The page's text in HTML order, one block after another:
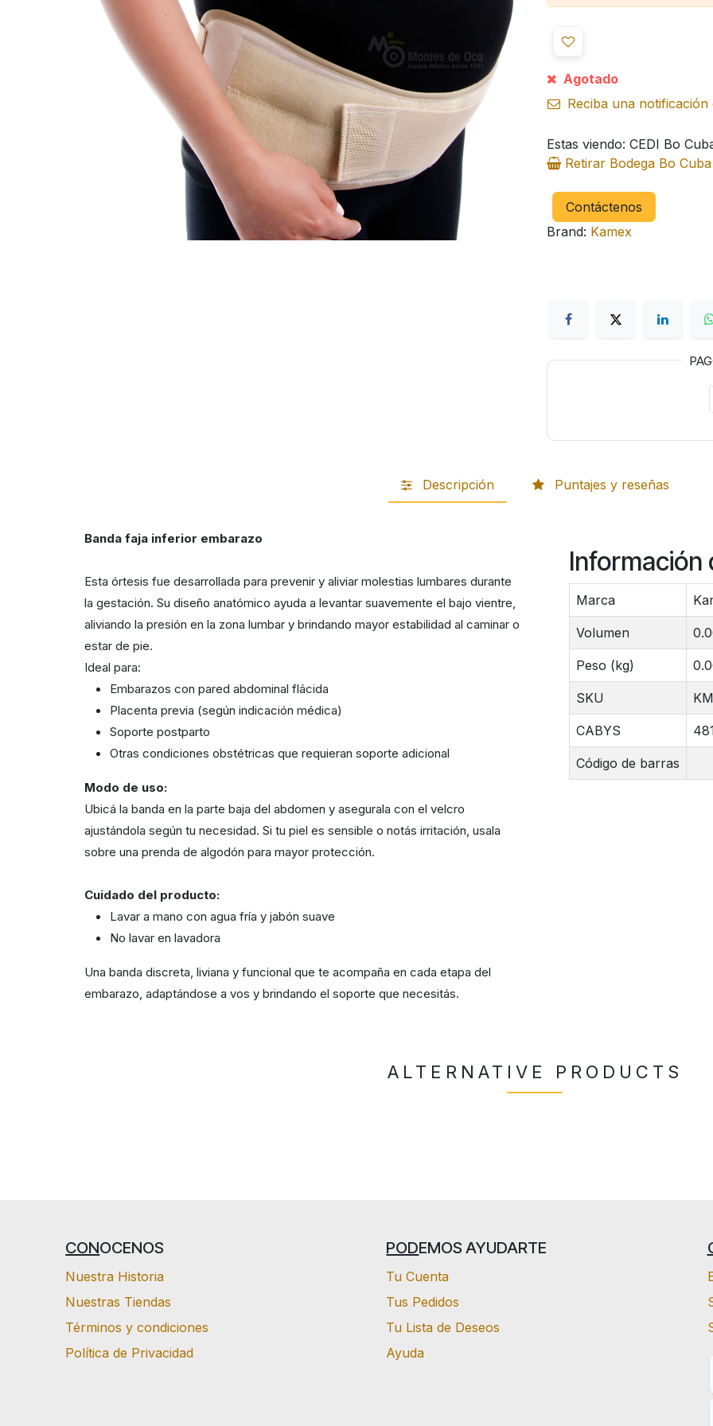
Agotado
Reciba una
Estas viendo: CEDI Bo
Retirar Bodega Bo Cuba
Contáctenos
Brand: Kamex
Descripción Puntajes y reseñas
Banda faja inferior embarazo
Esta órtesis fue desarrollada para prevenir y aliviar molestias lumbares durante
la gestación. Su diseño anatómico ayuda a levantar suavemente el bajo vientre,
aliviando la presión en la zona lumbar y brindando mayor estabilidad al caminar o
estar de pie.
Ideal para:
Embarazos con pared abdominal flácida
Placenta previa (según indicación médica)
Soporte postparto
Otras condiciones obstétricas que requieran soporte adicional
Modo de uso:
Ubicá la banda en la parte baja del abdomen y asegurala con el velcro
ajustándola según tu necesidad. Si tu piel es sensible o notás irritación, usala
sobre una prenda de algodón para mayor protección.
Cuidado del producto:
Lavar a mano con agua fría y jabón suave
No lavar en lavadora
Una banda discreta, liviana y funcional que te acompaña en cada etapa del
embarazo, adaptándose a vos y brindando el soporte que necesitás.
Marca
Volumen
Peso (kg)
SKU
CABYS
Código de barras
ALTERNATIVE PRODUCTS
CONOCENOS
Nuestra Historia
Nuestras Tiendas
Términos y condiciones
Política de Privacidad
PODEMOS AYUDARTE
Tu Cuenta
Tus Pedidos
Tu Lista de Deseos
Ayuda